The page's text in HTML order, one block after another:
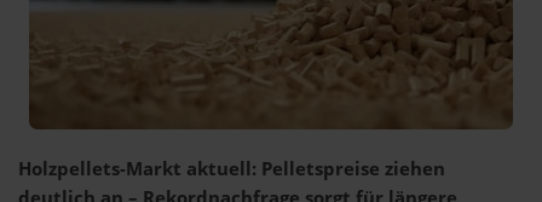
Holzpellets-Markt aktuell: Pelletspreise ziehen